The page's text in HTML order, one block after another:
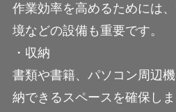
作業効率を高めるためには
境などの設備も重要です。
・収納
書類や書籍、パソコン周辺
納できるスペースを確保しま